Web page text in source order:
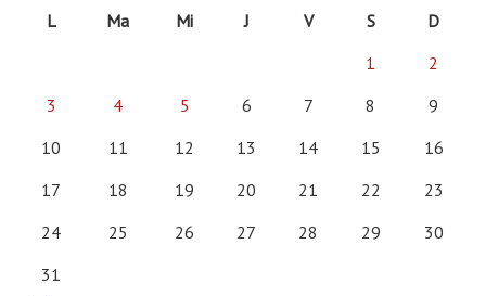
L
Ma Mi J V S
D
1
2
3
4 5 6 7 8
9
10
11 12 13 14 15
16
17
18 19 20 21 22
23
24
25 26 27 28 29
30
31